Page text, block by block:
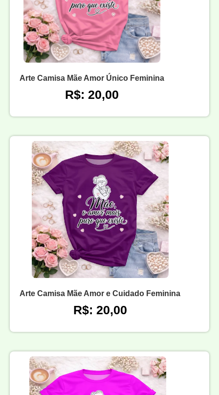
Arte Camisa Mãe Amor Único Feminina
R$: 20,00
Arte Camisa Mãe Amor e Cuidado Feminina
R$: 20,00